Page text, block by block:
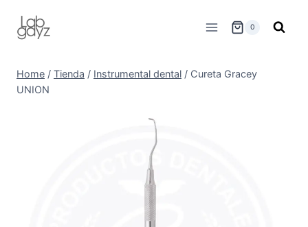
0
Home / Tienda / Instrumental dental / Cureta Gracey
UNION